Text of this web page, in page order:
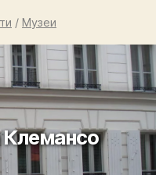
/ Музеи